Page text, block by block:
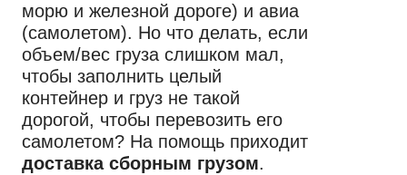
морю и железной дороге) и авиа
(самолетом). Но что делать, если
объем/вес груза слишком мал,
чтобы заполнить целый
контейнер и груз не такой
дорогой, чтобы перевозить его
самолетом? На помощь приходит
доставка сборным грузом.